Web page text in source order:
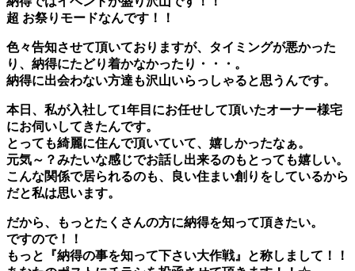
超 お祭りモードなんです！！
色々告知させて頂いておりますが、タイミングが悪かった
り、納得にたどり着かなかったり・・・。
納得に出会わない方達も沢山いらっしゃると思うんです。
本日、私が入社して1年目にお任せして頂いたオーナー様宅
にお伺いしてきたんです。
とっても綺麗に住んで頂いていて、嬉しかったなぁ。
元気～？みたいな感じでお話し出来るのもとっても嬉しい。
こんな関係で居られるのも、良い住まい創りをしているから
だと私は思います。
だから、もっとたくさんの方に納得を知って頂きたい。
ですので！！
もっと『納得の事を知って下さい大作戦』と称しまして！！